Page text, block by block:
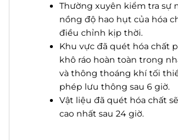
Thường xuyên kiểm tra sự
nồng độ hao hụt của hóa
điều chỉnh kịp thời.
Khu vực đã quét hóa chất
khô ráo hoàn toàn trong
và thông thoáng khí tối
phép lưu thông sau 6 giờ.
Vật liệu đã quét hóa chất
cao nhất sau 24 giờ.